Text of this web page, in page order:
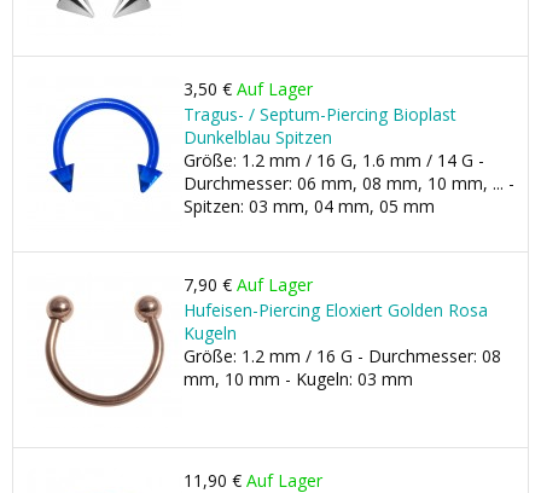
3,50 € Auf Lager
Tragus- / Septum-Piercing Bioplast
Dunkelblau Spitzen
Größe: 1.2 mm / 16 G, 1.6 mm / 14 G -
Durchmesser: 06 mm, 08 mm, 10 mm, ... -
Spitzen: 03 mm, 04 mm, 05 mm
7,90 € Auf Lager
Hufeisen-Piercing Eloxiert Golden Rosa
Kugeln
Größe: 1.2 mm / 16 G - Durchmesser: 08
mm, 10 mm - Kugeln: 03 mm
11,90 € Auf Lager